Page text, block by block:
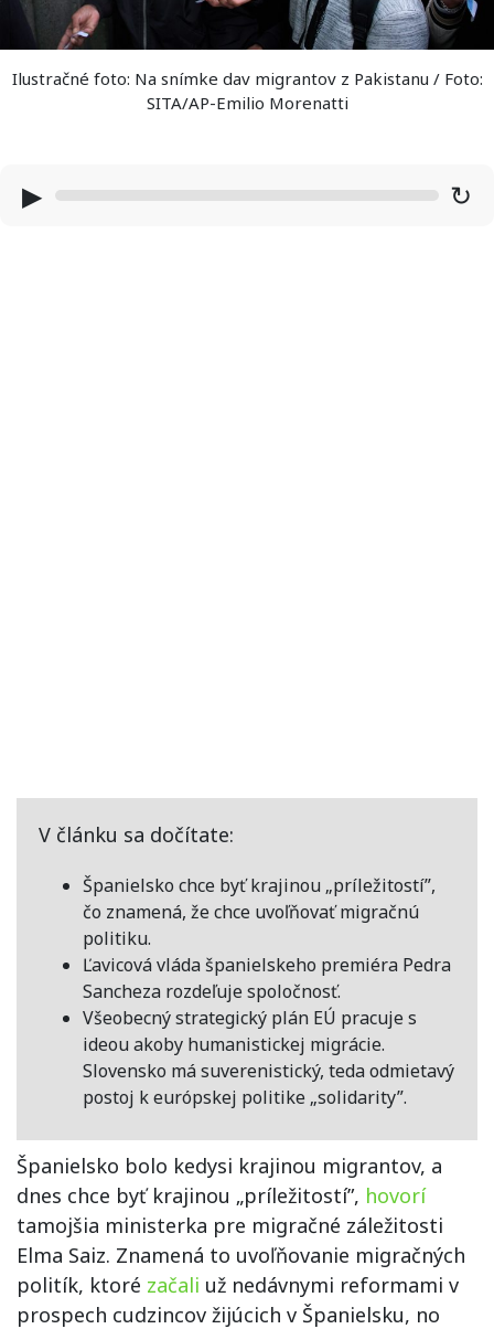
Ilustračné foto: Na snímke dav migrantov z Pakistanu / Foto:
SITA/AP-Emilio Morenatti
▶ ↻
V článku sa dočítate:
Španielsko chce byť krajinou „príležitostí”,
čo znamená, že chce uvoľňovať migračnú
politiku.
Ľavicová vláda španielskeho premiéra Pedra
Sancheza rozdeľuje spoločnosť.
Všeobecný strategický plán EÚ pracuje s
ideou akoby humanistickej migrácie.
Slovensko má suverenistický, teda odmietavý
postoj k európskej politike „solidarity”.
Španielsko bolo kedysi krajinou migrantov, a
dnes chce byť krajinou „príležitostí”, hovorí
tamojšia ministerka pre migračné záležitosti
Elma Saiz. Znamená to uvoľňovanie migračných
politík, ktoré začali už nedávnymi reformami v
prospech cudzincov žijúcich v Španielsku, no